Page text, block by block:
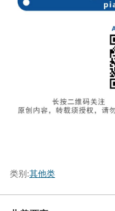
类别:其他类